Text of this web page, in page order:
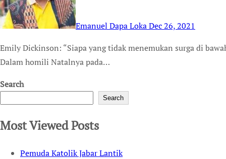
Emanuel Dapa LokaDec 26, 2021
Emily Dickinson: “Siapa yang tidak menemukan surga di bawah, akan gagal di atas.” TEMPUSDEI.ID (26/12/21)-
Dalam homili Natalnya pada…
Search
Search
Most Viewed Posts
Pemuda Katolik Jabar Lantik